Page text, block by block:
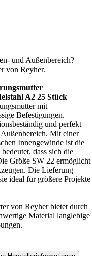
und Außenbereich?
von Reyher.
A2 25 Stück
mit
Befestigungen.
und perfekt
Mit einer
Innengewinde ist die
dass sich die
Größe SW 22 ermöglicht
Die Lieferung
ideal für größere Projekte
von Reyher bietet durch
Material langlebige